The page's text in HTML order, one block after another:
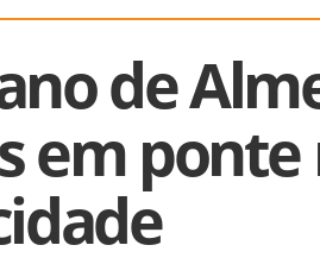
de
em ponte